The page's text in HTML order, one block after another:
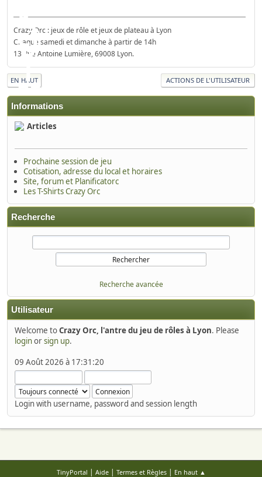
Informations
Articles
Prochaine session de jeu
Cotisation, adresse du local et horaires
Site, forum et Planificatorc
Les T-Shirts Crazy Orc
Recherche
Recherche avancée
Utilisateur
Welcome toCrazy Orc, l'antre du jeu de rôles à Lyon. Please
loginorsign up.
09 Août 2026 à 17:31:20
Login with username, password and session length
Crazy Orc : jeux de rôle et jeux de plateau à Lyon
Chaque samedi et dimanche à partir de 14h
13 Rue Antoine Lumière, 69008 Lyon.
EN HAUT ACTIONS DE L'UTILISATEUR
TinyPortal | Aide| Termes et Règles| En haut ▲